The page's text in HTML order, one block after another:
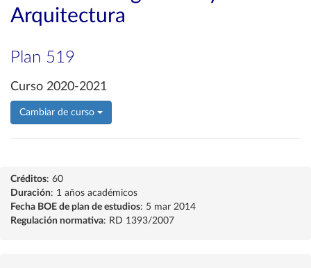
Arquitectura
Plan 519
Curso 2020-2021
Cambiar de curso
Créditos: 60
Duración: 1 años académicos
Fecha BOE de plan de estudios: 5 mar 2014
Regulación normativa: RD 1393/2007